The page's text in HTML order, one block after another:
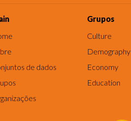
de dados
Grupos
Culture
Demography
Economy
Education